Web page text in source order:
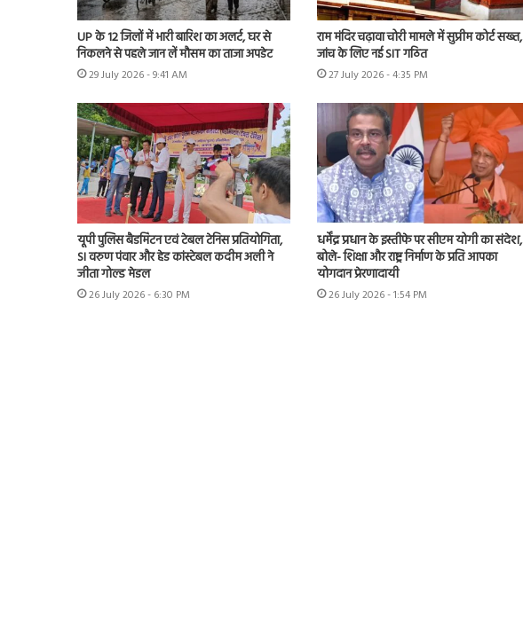
UP के 12 जिलों में भारी बारिश का अलर्ट, घर से
निकलने से पहले जान लें मौसम का ताजा अपडेट
29 July 2026 - 9:41 AM
राम मंदिर चढ़ावा चोरी मामले में सुप्रीम कोर्ट सख्त,
जांच के लिए नई SIT गठित
27 July 2026 - 4:35 PM
यूपी पुलिस बैडमिंटन एवं टेबल टेनिस प्रतियोगिता,
SI वरुण पंवार और हेड कांस्टेबल कदीम अली ने
जीता गोल्ड मेडल
26 July 2026 - 6:30 PM
धर्मेंद्र प्रधान के इस्तीफे पर सीएम योगी का संदेश,
बोले- शिक्षा और राष्ट्र निर्माण के प्रति आपका
योगदान प्रेरणादायी
26 July 2026 - 1:54 PM